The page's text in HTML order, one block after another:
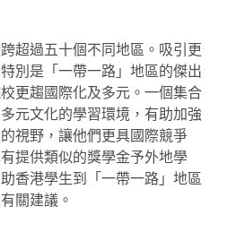
過五十個不同地區。吸引更
別是「一帶一路」地區的傑出
更趨國際化及多元。一個集合
元文化的學習環境，有助加強
視野，讓他們更具國際競爭
提供類似的獎學金予外地學
香港學生到「一帶一路」地區
關建議。